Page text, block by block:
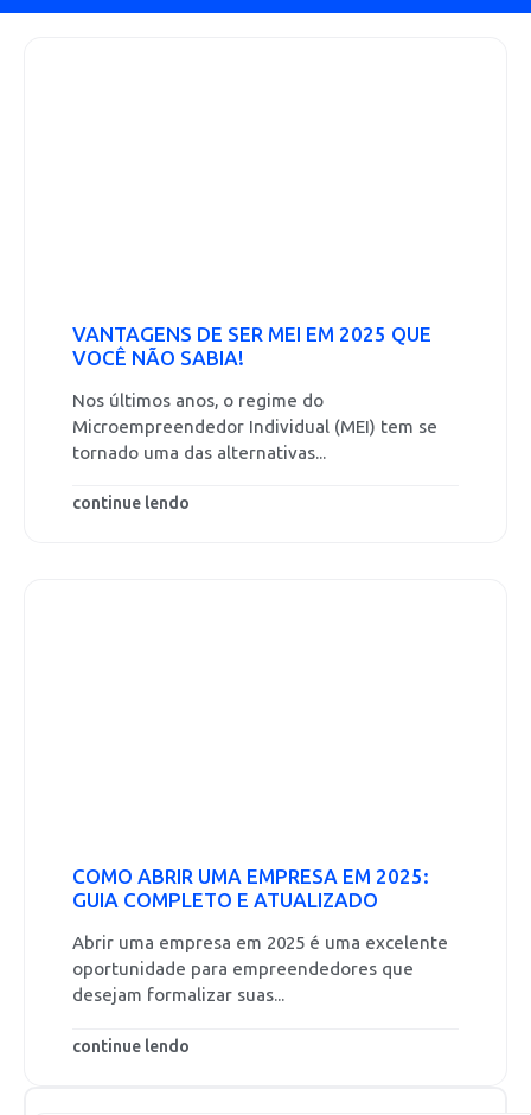
VANTAGENS DE SER MEI EM 2025 QUE
VOCÊ NÃO SABIA!
Nos últimos anos, o regime do
Microempreendedor Individual (MEI) tem se
tornado uma das alternativas...
continue lendo
COMO ABRIR UMA EMPRESA EM 2025:
GUIA COMPLETO E ATUALIZADO
Abrir uma empresa em 2025 é uma excelente
oportunidade para empreendedores que
desejam formalizar suas...
continue lendo